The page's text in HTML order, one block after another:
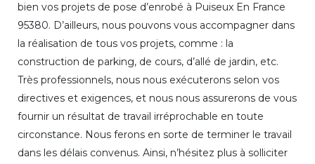
bien vos projets de pose d’enrobé à Puiseux En France
95380. D’ailleurs, nous pouvons vous accompagner dans
la réalisation de tous vos projets, comme : la
construction de parking, de cours, d’allé de jardin, etc.
Très professionnels, nous nous exécuterons selon vos
directives et exigences, et nous nous assurerons de vous
fournir un résultat de travail irréprochable en toute
circonstance. Nous ferons en sorte de terminer le travail
dans les délais convenus. Ainsi, n’hésitez plus à solliciter